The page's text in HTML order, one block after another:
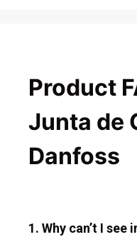
Product
Junta de
Danfoss
1. Why can’t I